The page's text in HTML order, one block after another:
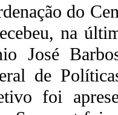
do
na
José
de
foi